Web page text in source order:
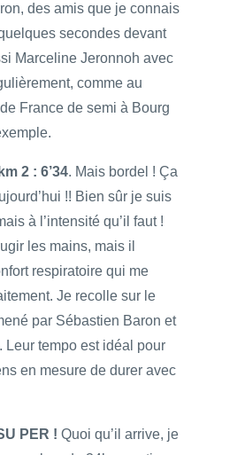
des amis que je connais
secondes devant
Marceline Jeronnoh avec
comme au
France de semi à Bourg
2 : 6’34. Mais bordel ! Ça
!! Bien sûr je suis
à l’intensité qu’il faut !
les mains, mais il
respiratoire qui me
Je recolle sur le
par Sébastien Baron et
Leur tempo est idéal pour
en mesure de durer avec
PER ! Quoi qu’il arrive, je